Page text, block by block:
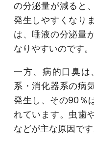
の分泌量が減ると
発生しやすくなり
は、唾液の分泌量
なりやすいのです。
一方、病的口臭は
系・消化器系の病
発生し、その90％
れています。虫歯
などが主な原因です